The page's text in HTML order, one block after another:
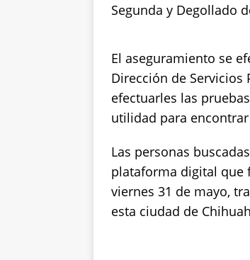
Segunda y Degollado
El aseguramiento se
Dirección de Servicios
efectuarles las
utilidad para
Las personas
plataforma digital que
viernes 31 de mayo,
esta ciudad de